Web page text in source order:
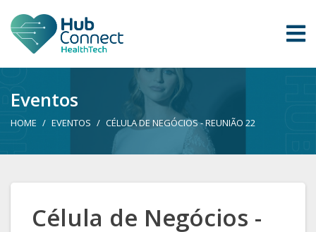
Eventos
HOME EVENTOS CÉLULA DE NEGÓCIOS - REUNIÃO 22
Célula de Negócios -